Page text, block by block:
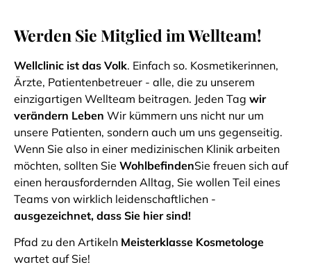
Werden Sie Mitglied im Wellteam!
Wellclinic ist das Volk. Einfach so. Kosmetikerinnen,
Ärzte, Patientenbetreuer - alle, die zu unserem
einzigartigen Wellteam beitragen. Jeden Tag wir
verändern Leben Wir kümmern uns nicht nur um
unsere Patienten, sondern auch um uns gegenseitig.
Wenn Sie also in einer medizinischen Klinik arbeiten
möchten, sollten Sie WohlbefindenSie freuen sich auf
einen herausfordernden Alltag, Sie wollen Teil eines
Teams von wirklich leidenschaftlichen -
ausgezeichnet, dass Sie hier sind!
Pfad zu den Artikeln Meisterklasse Kosmetologe
wartet auf Sie!